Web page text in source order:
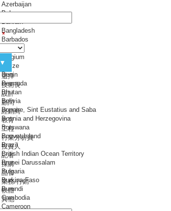
Azerbaijan
Bahamas
Bahrain
Bangladesh
Barbados
Belarus
Belgium
Belize
Benin
Bermuda
Bhutan
Bolivia
Bonaire, Sint Eustatius and Saba
Bosnia and Herzegovina
Botswana
Bouvet Island
Brazil
British Indian Ocean Territory
Brunei Darussalam
Bulgaria
Burkina Faso
Burundi
Cambodia
Cameroon
*
▾
選擇
技術長
設計
顧問
經銷商
教育
工程
行業分析員
投資人
記者
採購
品管
業務/行銷
軟體
其他